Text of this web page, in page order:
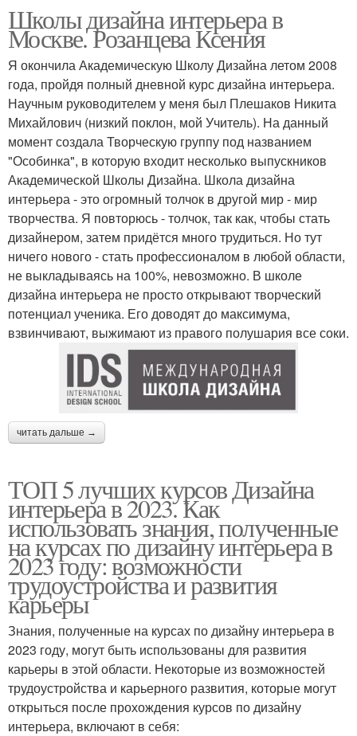
Школы дизайна интерьера в
Москве. Розанцева Ксения
Я окончила Академическую Школу Дизайна летом 2008
года, пройдя полный дневной курс дизайна интерьера.
Научным руководителем у меня был Плешаков Никита
Михайлович (низкий поклон, мой Учитель). На данный
момент создала Творческую группу под названием
"Особинка", в которую входит несколько выпускников
Академической Школы Дизайна. Школа дизайна
интерьера - это огромный толчок в другой мир - мир
творчества. Я повторюсь - толчок, так как, чтобы стать
дизайнером, затем придётся много трудиться. Но тут
ничего нового - стать профессионалом в любой области,
не выкладываясь на 100%, невозможно. В школе
дизайна интерьера не просто открывают творческий
потенциал ученика. Его доводят до максимума,
взвинчивают, выжимают из правого полушария все соки.
читать дальше →
ТОП 5 лучших курсов Дизайна
интерьера в 2023. Как
использовать знания, полученные
на курсах по дизайну интерьера в
2023 году: возможности
трудоустройства и развития
карьеры
Знания, полученные на курсах по дизайну интерьера в
2023 году, могут быть использованы для развития
карьеры в этой области. Некоторые из возможностей
трудоустройства и карьерного развития, которые могут
открыться после прохождения курсов по дизайну
интерьера, включают в себя: